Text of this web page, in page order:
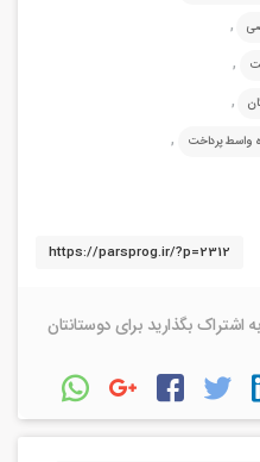
,
,
,
واسط پرداخت ,
بگذارید برای دوستانتان